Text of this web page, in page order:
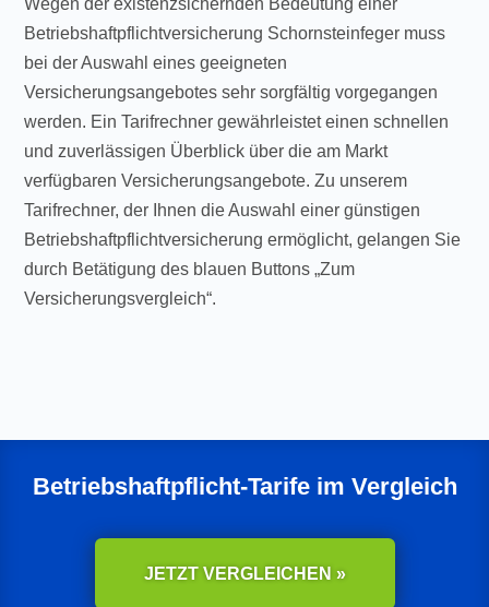
Betriebshaftpflichtversicherung Schornsteinfeger muss
bei der Auswahl eines geeigneten
Versicherungsangebotes sehr sorgfältig vorgegangen
werden. Ein Tarifrechner gewährleistet einen schnellen
und zuverlässigen Überblick über die am Markt
verfügbaren Versicherungsangebote. Zu unserem
Tarifrechner, der Ihnen die Auswahl einer günstigen
Betriebshaftpflichtversicherung ermöglicht, gelangen Sie
durch Betätigung des blauen Buttons „Zum
Versicherungsvergleich“.
Betriebshaftpflicht-Tarife im Vergleich
JETZT VERGLEICHEN »